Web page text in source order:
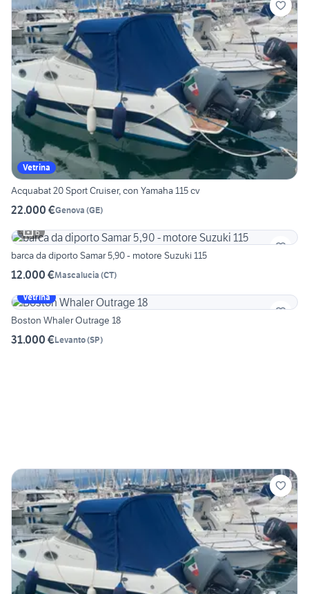
Vetrina
Acquabat 20 Sport Cruiser, con Yamaha 115 cv
22.000 €Genova (GE)
6
barca da diporto Samar 5,90 - motore Suzuki 115
12.000 €Mascalucia (CT)
Vetrina
Boston Whaler Outrage 18
31.000 €Levanto(SP)